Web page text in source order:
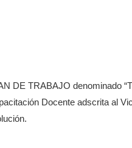
DE TRABAJO denominado
Docente adscrita al